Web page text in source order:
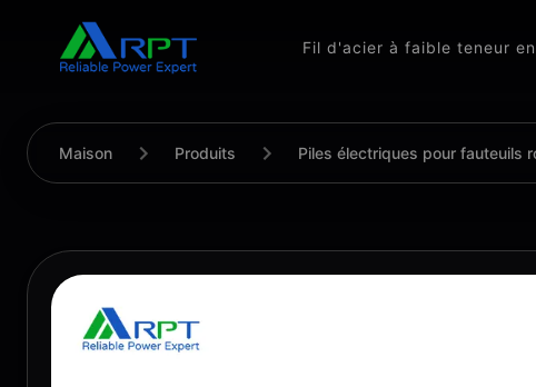
Fil d'acier à faible teneur
Maison Produits Piles électriques pour fauteuils